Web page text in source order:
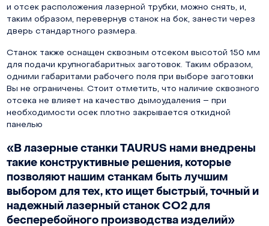
и отсек расположения лазерной трубки, можно снять, и,
таким образом, перевернув станок на бок, занести через
дверь стандартного размера.
Станок также оснащен сквозным отсеком высотой 150 мм
для подачи крупногабаритных заготовок. Таким образом,
одними габаритами рабочего поля при выборе заготовки
Вы не ограничены. Стоит отметить, что наличие сквозного
отсека не влияет на качество дымоудаления – при
необходимости осек плотно закрывается откидной
панелью
«В лазерные станки TAURUS нами внедрены
такие конструктивные решения, которые
позволяют нашим станкам быть лучшим
выбором для тех, кто ищет быстрый, точный и
надежный лазерный станок СО2 для
бесперебойного производства изделий»